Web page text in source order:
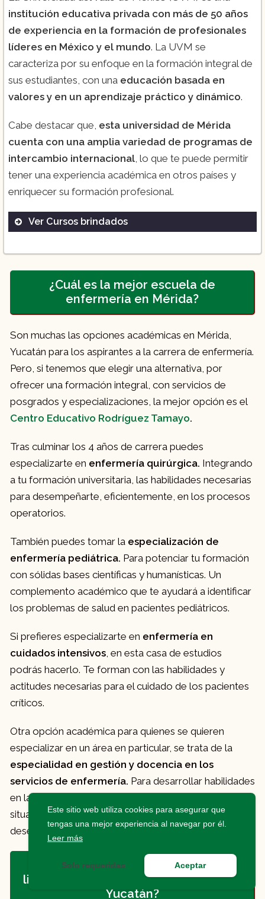
institución educativa privada con más de 50 años
de experiencia en la formación de profesionales
líderes en México y el mundo. La UVM se
caracteriza por su enfoque en la formación integral de
sus estudiantes, con una educación basada en
valores y en un aprendizaje práctico y dinámico.
Cabe destacar que, esta universidad de Mérida
cuenta con una amplia variedad de programas de
intercambio internacional, lo que te puede permitir
tener una experiencia académica en otros países y
enriquecer su formación profesional.
Ver Cursos brindados
entre enero y agosto
¿Cuál es la mejor escuela de
enfermería en Mérida?
Son muchas las opciones académicas en Mérida,
Yucatán para los aspirantes a la carrera de enfermería.
Pero, si tenemos que elegir una alternativa, por
ofrecer una formación integral, con servicios de
posgrados y especializaciones, la mejor opción es el
Centro Educativo Rodríguez Tamayo.
Tras culminar los 4 años de carrera puedes
especializarte en enfermería quirúrgica. Integrando
a tu formación universitaria, las habilidades necesarias
para desempeñarte, eficientemente, en los procesos
operatorios.
También puedes tomar la especialización de
enfermería pediátrica. Para potenciar tu formación
con sólidas bases científicas y humanísticas. Un
complemento académico que te ayudará a identificar
los problemas de salud en pacientes pediátricos.
Si prefieres especializarte en enfermería en
cuidados intensivos , en esta casa de estudios
podrás hacerlo. Te forman con las habilidades y
actitudes necesarias para el cuidado de los pacientes
críticos.
Otra opción académica para quienes se quieren
especializar en un área en particular, se trata de la
especialidad en gestión y docencia en los
servicios de enfermería. Para desarrollar habilidades
en la gestión y docencia, que te permitan determinar
situaciones problemáticas en el área donde te
desempeñes como profesional.
¿Qué universidades brindan la
licenciatura de enfermería en Mérida
Yucatán?
Este sitio web utiliza cookies para asegurar que
tengas una mejor experiencia al navegar por él.
Leer más
Solo requeridas Aceptar